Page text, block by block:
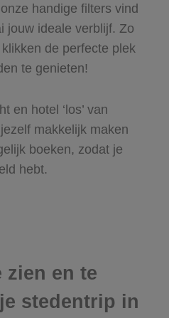
handige filters vind
jouw ideale verblijf. Zo
de perfecte plek
te genieten!
en hotel ‘los’ van
makkelijk maken
boeken, zodat je
hebt.
zien en te
stedentrip in